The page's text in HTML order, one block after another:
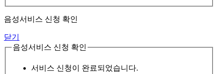
음성서비스 신청 확인
닫기
음성서비스 신청 확인
서비스 신청이 완료되었습니다.